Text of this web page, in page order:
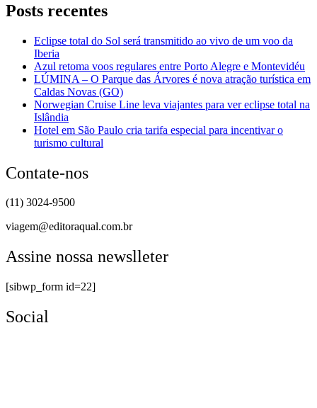
Posts recentes
Eclipse total do Sol será transmitido ao vivo de um voo da
Iberia
Azul retoma voos regulares entre Porto Alegre e Montevidéu
LÚMINA – O Parque das Árvores é nova atração turística em
Caldas Novas (GO)
Norwegian Cruise Line leva viajantes para ver eclipse total na
Islândia
Hotel em São Paulo cria tarifa especial para incentivar o
turismo cultural
Contate-nos
(11) 3024-9500
viagem@editoraqual.com.br
Assine nossa newslleter
[sibwp_form id=22]
Social